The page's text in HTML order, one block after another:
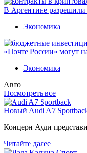
В Аргентине разрешили
Экономика
«Почте России» могут
Экономика
Авто
Посмотреть все
Новый Audi A7
Концерн Ауди
Читайте далее